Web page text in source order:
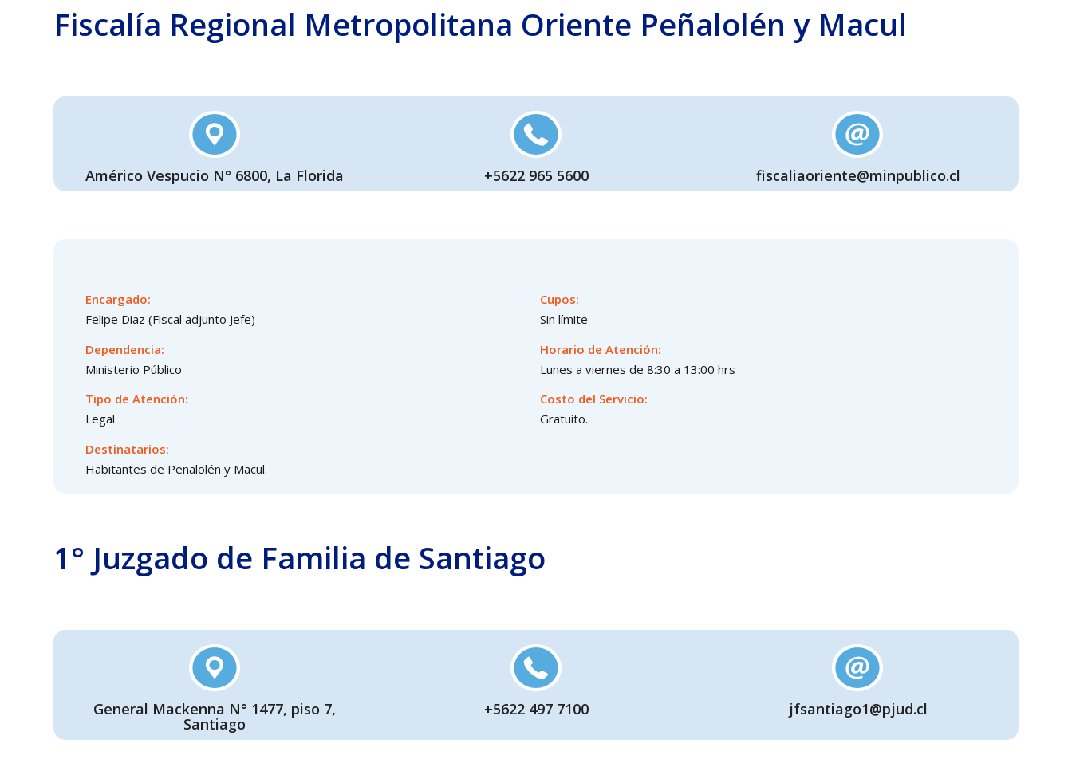
Fiscalía Regional Metropolitana Oriente Peñalolén y Macul
Américo Vespucio N° 6800, La Florida +5622 965 5600 fiscaliaoriente@minpublico.cl
Encargado:
Felipe Diaz (Fiscal adjunto Jefe)
Dependencia:
Ministerio Público
Tipo de Atención:
Legal
Destinatarios:
Habitantes de Peñalolén y Macul.
Cupos:
Sin límite
Horario de Atención:
Lunes a viernes de 8:30 a 13:00 hrs
Costo del Servicio:
Gratuito.
1° Juzgado de Familia de Santiago
General Mackenna N° 1477, piso 7,
Santiago
+5622 497 7100 jfsantiago1@pjud.cl